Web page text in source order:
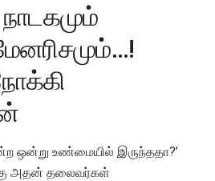
ஒன்று உண்மையில் இருந்ததா?’
அதன் தலைவர்கள்